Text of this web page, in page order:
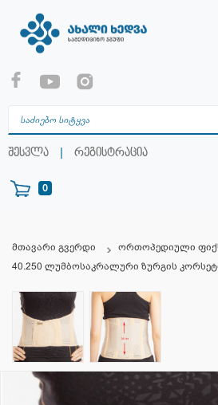
შესვლა | რეგისტრაცია
0
მთავარი გვერდი
ორთოპედიული
40.250 ლუმბოსაკრალური ზურგის